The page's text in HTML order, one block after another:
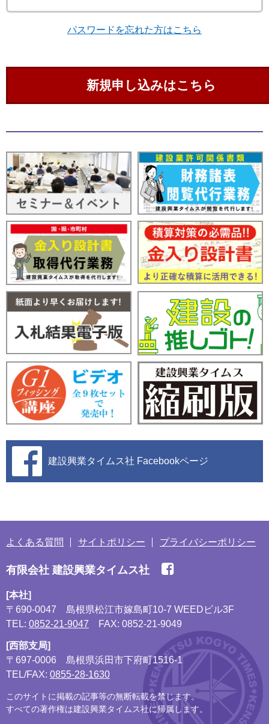
パスワードを忘れた方はこちら
新規申し込みはこちら
建設興業タイムス社 Facebookページ
よくある質問 サイトポリシー プライバシーポリシー
有限会社 建設興業タイムス社
[本社]
〒690-0047
島根県松江市嫁島町10-7 WEEDビル3F
TEL: 0852-21-9047 FAX: 0852-21-9049
[西部支局]
〒697-0006
島根県浜田市下府町1516-1
TEL/FAX: 0855-28-1630
このサイトに掲載の記事等の無断転載を禁じます。
すべての著作権は建設興業タイムス社に帰属します。